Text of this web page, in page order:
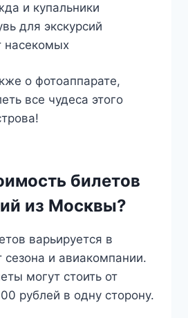
и купальники
для экскурсий
насекомых
о фотоаппарате,
все чудеса этого
билетов
из Москвы?
варьируется в
сезона и авиакомпании.
могут стоить от
рублей в одну сторону.